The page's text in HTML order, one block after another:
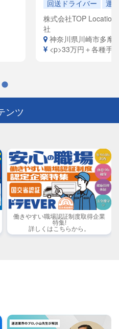
回送ドライバー
運
株式会社TOP Location
社
神奈川県川崎市多摩
<p>33万円＋各種手
ンツ
働きやすい職場認証制度取得企業
特集!
詳しくはこちらから。